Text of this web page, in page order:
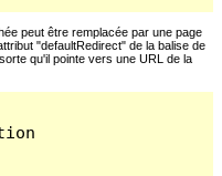
peut être remplacée par une page
"defaultRedirect" de la balise de
qu'il pointe vers une URL de la